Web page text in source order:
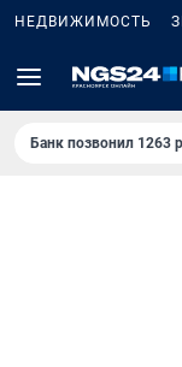
НЕДВИЖИМОСТЬ
Банк позвонил 1263